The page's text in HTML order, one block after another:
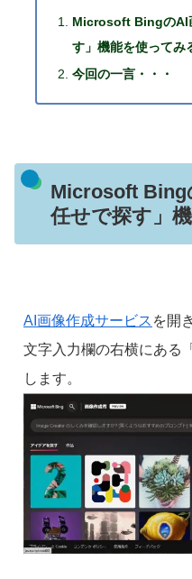
Microsoft BingのAI
す」機能を使ってみ
今回の一言・・・
Microsoft Bing
任せで探す」
AI画像作成サービス を開
文字入力欄の右横にある
します。